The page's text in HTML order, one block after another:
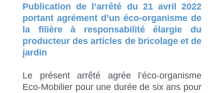
Publication de l’arrêté du 21 avril 2022
portant agrément d’un éco-organisme de
la filière à responsabilité élargie du
producteur des articles de bricolage et de
jardin
Le présent arrêté agrée l’éco-organisme
Eco-Mobilier pour une durée de six ans pour